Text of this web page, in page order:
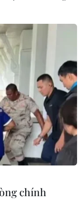
chính